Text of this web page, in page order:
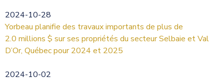
2024-10-28
Yorbeau planifie des travaux importants de plus de
2.0 millions $ sur ses propriétés du secteur Selbaie et Val
D’Or, Québec pour 2024 et 2025
2024-10-02